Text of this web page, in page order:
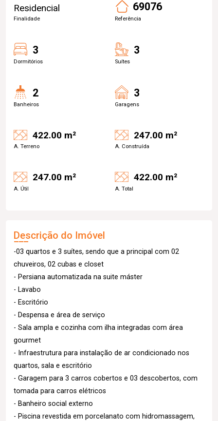
Residencial
Finalidade
69076
Referência
3
Dormitórios
3
Suítes
2
Banheiros
3
Garagens
422.00 m²
A. Terreno
247.00 m²
A. Construída
247.00 m²
A. Útil
422.00 m²
A. Total
Descrição do Imóvel
-03 quartos e 3 suítes, sendo que a principal com 02
chuveiros, 02 cubas e closet
- Persiana automatizada na suite máster
- Lavabo
- Escritório
- Despensa e área de serviço
- Sala ampla e cozinha com ilha integradas com área
gourmet
- Infraestrutura para instalação de ar condicionado nos
quartos, sala e escritório
- Garagem para 3 carros cobertos e 03 descobertos, com
tomada para carros elétricos
- Banheiro social externo
- Piscina revestida em porcelanato com hidromassagem,